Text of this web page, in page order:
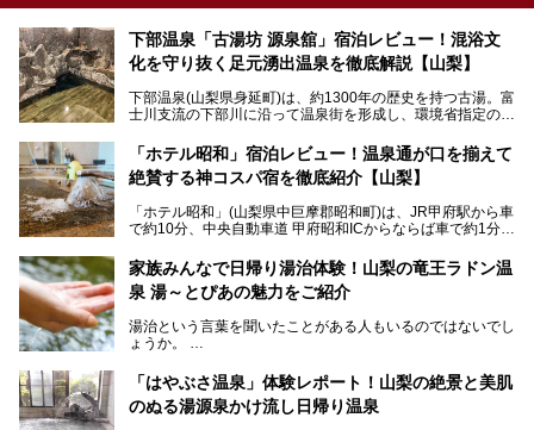
下部温泉「古湯坊 源泉舘」宿泊レビュー！混浴文
化を守り抜く足元湧出温泉を徹底解説【山梨】
下部温泉(山梨県身延町)は、約1300年の歴史を持つ古湯。富
士川支流の下部川に沿って温泉街を形成し、環境省指定の国
中でも「古湯坊 源泉舘」は、戦国時代に武田信玄公も療養
したと伝えられる名湯の宿。最大の特徴は、令和の現代にお
いても混浴文化が守られ、老若男女の分け隔て一切無く温泉
向にありますが、「古湯坊 源泉舘」では本来あるべき混浴
の姿が保たれている点に注目すべきでしょう。
今回は足元湧出の混浴温泉である「かくし湯大岩風呂」をは
じめ、湯治棟である「別館神泉」を中心に「古湯坊 源泉
舘」の全貌を徹底紹介します。
「ホテル昭和」宿泊レビュー！温泉通が口を揃えて
絶賛する神コスパ宿を徹底紹介【山梨】
「ホテル昭和」(山梨県中巨摩郡昭和町)は、JR甲府駅から車
で約10分、中央自動車道 甲府昭和ICからならば車で約1分の
から、一人泊でも6,000円台から宿泊可能です。
しかし、最大の魅力は“温泉そのもの”でしょう。自家源泉を
統の単純温泉は、入浴すると実にサッパリ爽快。日帰り入浴
不可なこともあり、全国の温泉ファンがこの温泉を求めて
では循環濾過の沸かし湯が一般的ですが、ここは本物の極上
温泉。まさに価格破壊と言えるクオリティです。
家族みんなで日帰り湯治体験！山梨の竜王ラドン温
泉 湯～とぴあの魅力をご紹介
湯治という言葉を聞いたことがある人もいるのではないでし
ょうか。
なかなか体験できない、湯治体験が日帰りでできる温浴施設
が山梨にあります。
「はやぶさ温泉」体験レポート！山梨の絶景と美肌
のぬる湯源泉かけ流し日帰り温泉